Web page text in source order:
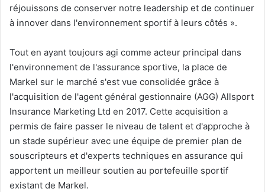
réjouissons de conserver notre leadership et de continuer
à innover dans l'environnement sportif à leurs côtés ».
Tout en ayant toujours agi comme acteur principal dans
l'environnement de l'assurance sportive, la place de
Markel sur le marché s'est vue consolidée grâce à
l'acquisition de l'agent général gestionnaire (AGG) Allsport
Insurance Marketing Ltd en 2017. Cette acquisition a
permis de faire passer le niveau de talent et d'approche à
un stade supérieur avec une équipe de premier plan de
souscripteurs et d'experts techniques en assurance qui
apportent un meilleur soutien au portefeuille sportif
existant de Markel.